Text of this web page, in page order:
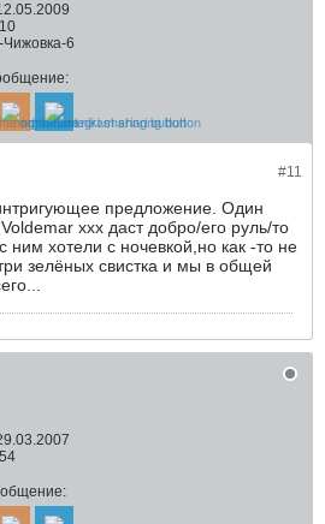
Чижовка-6
#11
предложение. Один
xxx даст добро/его руль/то
ним хотели с ночевкой,но как -то не
зелёных свистка и мы в общей